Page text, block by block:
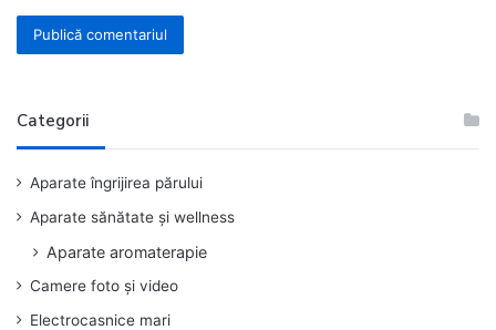
Categorii
Aparate îngrijirea părului
Aparate sănătate și wellness
Aparate aromaterapie
Camere foto și video
Electrocasnice mari